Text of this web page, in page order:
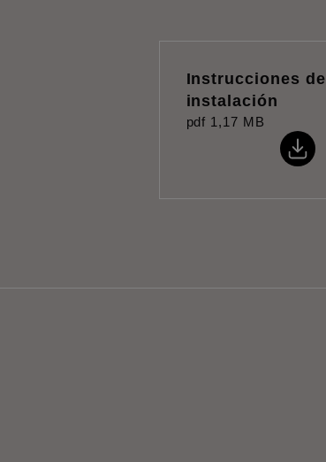
Instrucciones de
instalación
pdf 1,17 MB